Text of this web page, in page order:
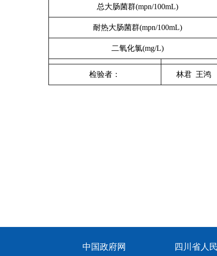
总大肠菌群(mpn/100mL)
耐热大肠菌群(mpn/100mL)
二氧化氯(mg/L)
检验者： 林君 王鸿
中国政府网 四川省人